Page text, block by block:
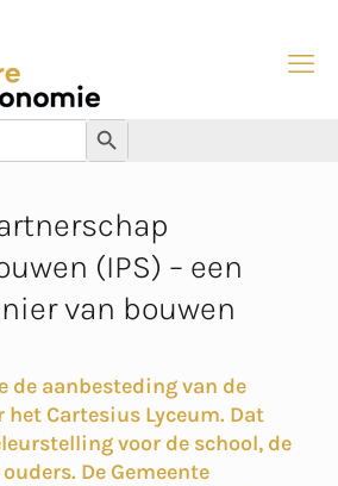
Zoekknop
(IPS) – een
van bouwen
de aanbesteding van de
het Cartesius Lyceum. Dat
voor de school, de
De Gemeente